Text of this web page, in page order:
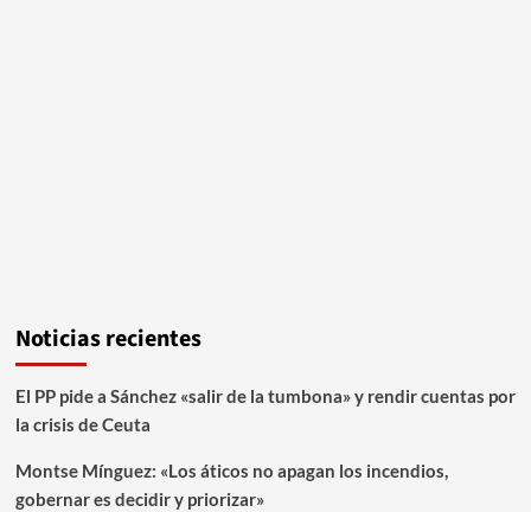
Noticias recientes
El PP pide a Sánchez «salir de la tumbona» y rendir cuentas por
la crisis de Ceuta
Montse Mínguez: «Los áticos no apagan los incendios,
gobernar es decidir y priorizar»